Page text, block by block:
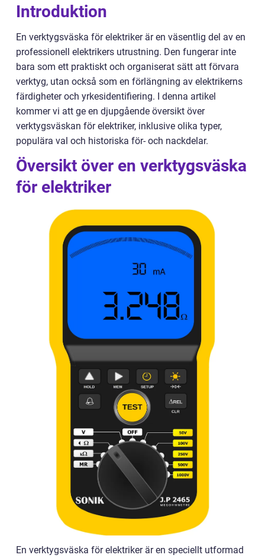
Introduktion
En verktygsväska för elektriker är en väsentlig del av en
professionell elektrikers utrustning. Den fungerar inte
bara som ett praktiskt och organiserat sätt att förvara
verktyg, utan också som en förlängning av elektrikerns
färdigheter och yrkesidentifiering. I denna artikel
kommer vi att ge en djupgående översikt över
verktygsväskan för elektriker, inklusive olika typer,
populära val och historiska för- och nackdelar.
Översikt över en verktygsväska
för elektriker
En verktygsväska för elektriker är en speciellt utformad